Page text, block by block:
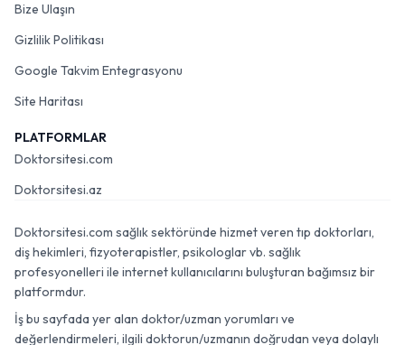
Bize Ulaşın
Gizlilik Politikası
Google Takvim Entegrasyonu
Site Haritası
PLATFORMLAR
Doktorsitesi.com
Doktorsitesi.az
Doktorsitesi.com sağlık sektöründe hizmet veren tıp doktorları,
diş hekimleri, fizyoterapistler, psikologlar vb. sağlık
profesyonelleri ile internet kullanıcılarını buluşturan bağımsız bir
platformdur.
İş bu sayfada yer alan doktor/uzman yorumları ve
değerlendirmeleri, ilgili doktorun/uzmanın doğrudan veya dolaylı